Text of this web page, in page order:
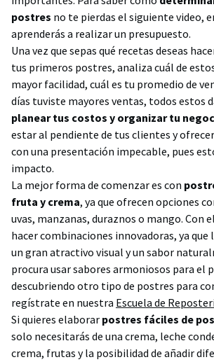
postres no te pierdas el siguiente video,
aprenderás a realizar un presupuesto.
Una vez que sepas qué recetas deseas
tus primeros postres, analiza cuál de
mayor facilidad, cuál es tu promedio de
días tuviste mayores ventas, todos estos
planear tus costos y organizar tu
estar al pendiente de tus clientes y
con una presentación impecable, pues
impacto.
La mejor forma de comenzar es con
fruta y crema, ya que ofrecen opciones
uvas, manzanas, duraznos o mango. Con
hacer combinaciones innovadoras, ya
un gran atractivo visual y un sabor
procura usar sabores armoniosos para el
descubriendo otro tipo de postres para
regístrate en nuestra Escuela de
Si quieres elaborar postres fáciles de
solo necesitarás de una crema, leche
crema, frutas y la posibilidad de añadir